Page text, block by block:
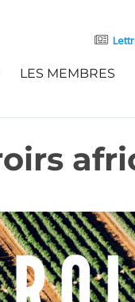
LES MEMBRES